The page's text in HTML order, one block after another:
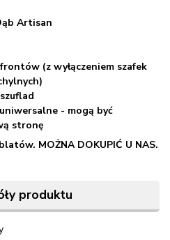
Artisan
(z wyłączeniem szafek
- mogą być
stronę
MOŻNA DOKUPIĆ U NAS.
produktu